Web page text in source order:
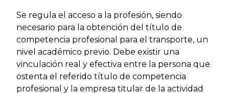
Se regula el acceso a la profesión, siendo
necesario para la obtención del título de
competencia profesional para el transporte, un
nivel académico previo. Debe existir una
vinculación real y efectiva entre la persona que
ostenta el referido título de competencia
profesional y la empresa titular de la actividad